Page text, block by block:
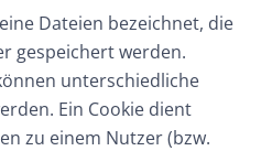
Dateien bezeichnet, die
gespeichert werden.
unterschiedliche
Ein Cookie dient
zu einem Nutzer (bzw.